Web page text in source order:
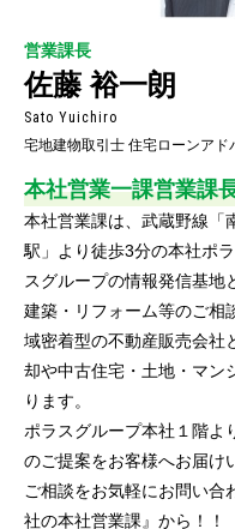
営業課長
佐藤 裕一朗
Sato Yuichiro
宅地建物取引士 住宅ローンア
本社営業一課営業課
本社営業課は、武蔵野線「
駅」より徒歩3分の本社ポ
スグループの情報発信基地
建築・リフォーム等のご相
域密着型の不動産販売会社
却や中古住宅・土地・マン
ります。
ポラスグループ本社１階よ
のご提案をお客様へお届け
ご相談をお気軽にお問い合
社の本社営業課』から！！